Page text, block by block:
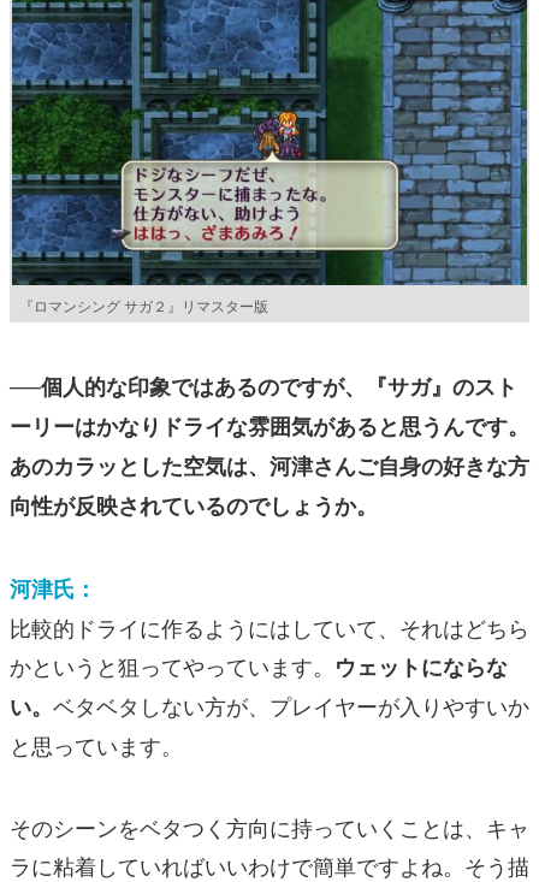
『ロマンシング サガ２』リマスター版
──個人的な印象ではあるのですが、『サガ』のスト
ーリーはかなりドライな雰囲気があると思うんです。
あのカラッとした空気は、河津さんご自身の好きな方
向性が反映されているのでしょうか。
河津氏：
比較的ドライに作るようにはしていて、それはどちら
かというと狙ってやっています。 ウェットにならな
い。 ベタベタしない方が、プレイヤーが入りやすいか
と思っています。
そのシーンをベタつく方向に持っていくことは、キャ
ラに粘着していればいいわけで簡単ですよね。そう描